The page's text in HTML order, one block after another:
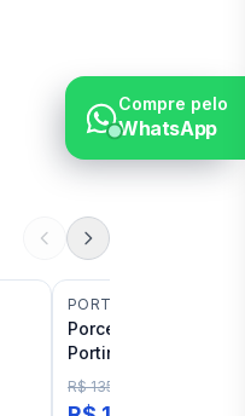
PORTINARI
Porcelanato Bege
Portinari Gales Sbe
R$ 135,14
Compre pelo
WhatsApp